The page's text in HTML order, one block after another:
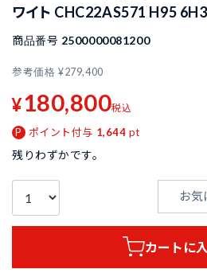
ワイト CHC22AS571 H95
商品番号 2500000081200
参考価格 ¥279,400
¥180,800税込
ポイント付与 1,644 pt
残りわずかです。
お気
カートに